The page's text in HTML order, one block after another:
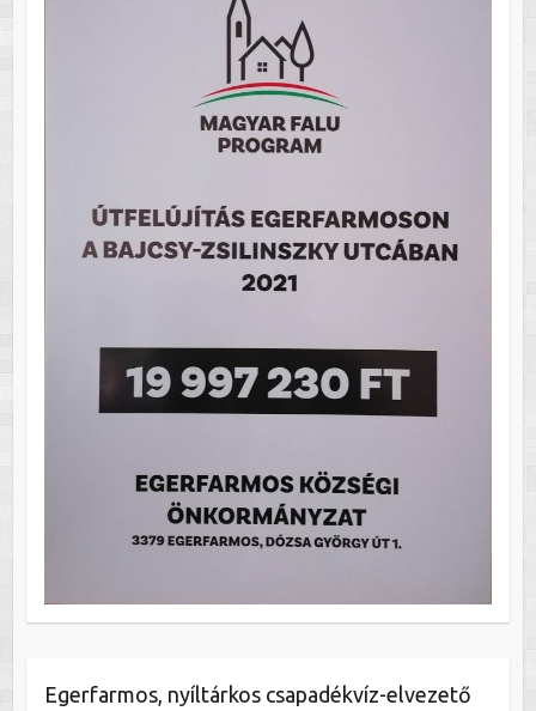
Egerfarmos, nyíltárkos csapadékvíz-elvezető